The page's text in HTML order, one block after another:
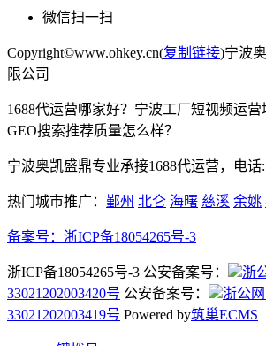
微信扫一扫
Copyright©www.ohkey.cn(复制链接)宁波
限公司
1688代运营哪家好？宁波工厂短视频运营
GEO搜索推荐质量怎么样？
宁波奥凯盛鼎专业承接1688代运营，电话
热门城市推广： 鄞州 北仑 海曙 慈溪 余姚
备案号： 浙ICP备18054265号-3
浙ICP备18054265号-3 公安备案号：
浙
33021202003420号 公安备案号：
浙公
33021202003419号 Powered by筑巢ECMS